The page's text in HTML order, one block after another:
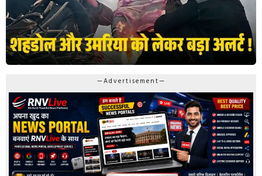
—Advertisement—